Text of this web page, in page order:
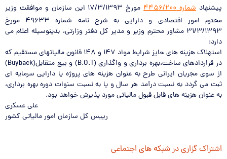
پیشنهادشماره ۴۴۵۶/۲۰۰
مورخ ۱۷/۳/۱۳۹۳ این سازمان و موافقت وزیر
محترم امور اقتصادی و دارایی به شرح نامه شماره ۴۹۶۳۳ مورخ
۳۱/۳/۱۳۹۳ مشاور محترم وزیر و مدیر کل دفتر وزارتی، بدینوسیله اعلام می
دارد:
استهلاک هزینه های حایز شرایط مواد ۱۴۷ و ۱۴۸ قانون مالیاتهای مستقیم که
در قراردادهای ساخت،بهره برداری و واگذاری (B.O.T) و بیع متقابل(Buyback)
از سوی مجریان ایرانی طرح به عنوان هزینه های پروژه یا دارایی سرمایه ای
ثبت می گردد به نسبت درآمد هر سال و یا به نسبت سنوات دوره بهره برداری،
به عنوان هزینه های قابل قبول مالیاتی مورد پذیرش خواهد بود.
علی عسکری
رییس کل سازمان امور مالیاتی کشور
اشتراک گزاری در شبکه های اجتماعی